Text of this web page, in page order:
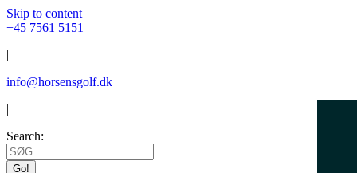
Skip to content
+45 7561 5151
|
info@horsensgolf.dk
|
Search: